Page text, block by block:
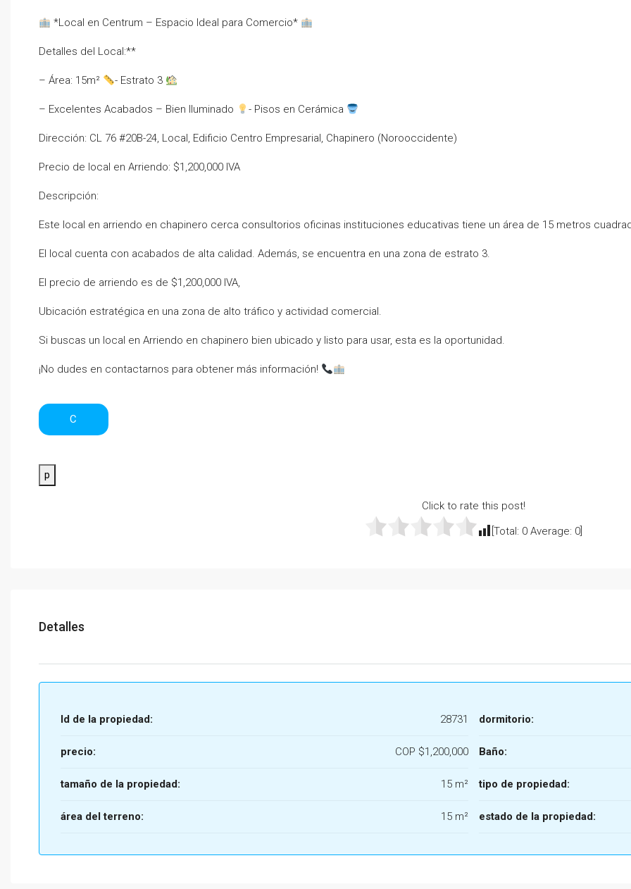
*Local en Centrum – Espacio Ideal para Comercio*
Detalles del Local:**
– Área: 15m² - Estrato 3
– Excelentes Acabados – Bien Iluminado - Pisos en Cerámica
Dirección: CL 76 #20B-24, Local, Edificio Centro Empresarial, Chapinero (Norooccidente)
Precio de local en Arriendo: $1,200,000 IVA
Descripción:
Este local en arriendo en chapinero cerca consultorios oficinas instituciones educativas tiene un área de 15 metros
El local cuenta con acabados de alta calidad. Además, se encuentra en una zona de estrato 3.
El precio de arriendo es de $1,200,000 IVA,
Ubicación estratégica en una zona de alto tráfico y actividad comercial.
Si buscas un local en Arriendo en chapinero bien ubicado y listo para usar, esta es la oportunidad.
¡No dudes en contactarnos para obtener más información!
C
p
Click to rate this post!
[Total: 0Average: 0]
Detalles
Id de la propiedad: 28731
precio: COP $1,200,000
tamaño de la propiedad: 15 m²
área del terreno: 15 m²
dormitorio:
Baño:
tipo de propiedad:
estado de la propiedad: